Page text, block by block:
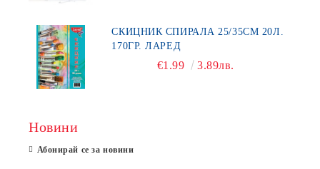
СКИЦНИК СПИРАЛА 25/35СМ 20Л.
170ГР. ЛАРЕД
€1.99 3.89лв.
Новини
Абонирай се за новини